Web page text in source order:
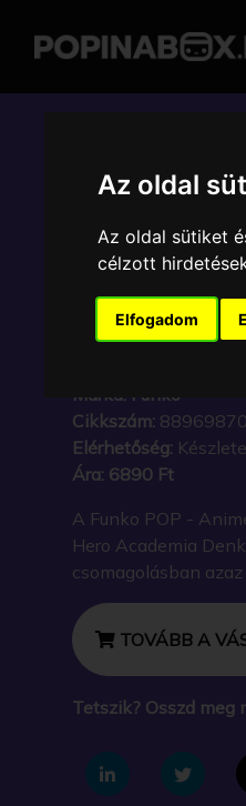
Az oldal
Az oldal sütiket
célzott
Elfogadom
POP
FUNKO
Márka: Funko
Cikkszám:
Elérhetőség:
Ára: 6890 Ft
A Funko POP -
Hero Academia
csomagolásban
TOVÁBB A
Tetszik? Osszd meg